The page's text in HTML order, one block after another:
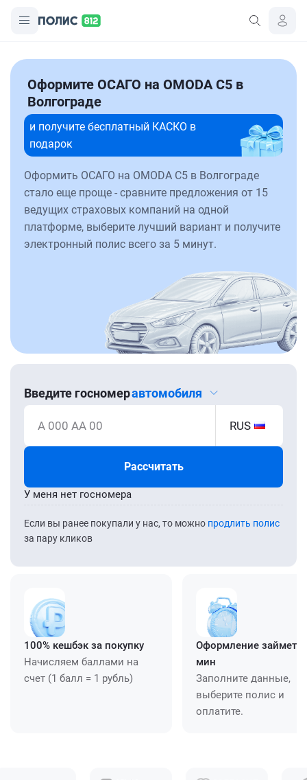
Оформите ОСАГО на OMODA C5 в
Волгограде
и получите бесплатный КАСКО в
подарок
Оформить ОСАГО на OMODA C5 в Волгограде
стало еще проще - сравните предложения от 15
ведущих страховых компаний на одной
платформе, выберите лучший вариант и получите
электронный полис всего за 5 минут.
Введите госномеравтомобиля
А 000 АА 00 RUS
Рассчитать
Если вы ранее покупали у нас, то можно продлить полис
за пару кликов
У меня нет госномера
100% кешбэк за покупку
Начисляем баллами на
счет (1 балл = 1 рубль)
Оформление займет
мин
Заполните данные,
выберите полис и
оплатите.